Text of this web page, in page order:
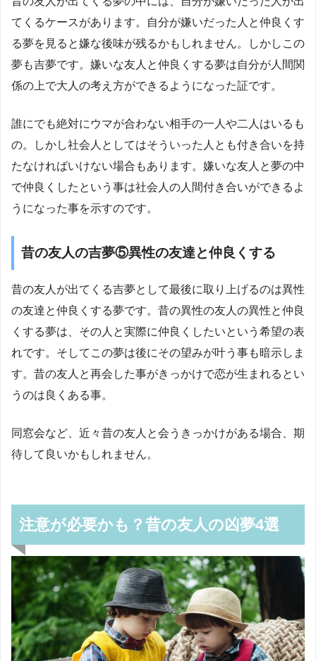
てくるケースがあります。自分が嫌いだった人と仲良くす
る夢を見ると嫌な後味が残るかもしれません。しかしこの
夢も吉夢です。嫌いな友人と仲良くする夢は自分が人間関
係の上で大人の考え方ができるようになった証です。
誰にでも絶対にウマが合わない相手の一人や二人はいるも
の。しかし社会人としてはそういった人とも付き合いを持
たなければいけない場合もあります。嫌いな友人と夢の中
で仲良くしたという事は社会人の人間付き合いができるよ
うになった事を示すのです。
昔の友人の吉夢⑤異性の友達と仲良くする
昔の友人が出てくる吉夢として最後に取り上げるのは異性
の友達と仲良くする夢です。昔の異性の友人の異性と仲良
くする夢は、その人と実際に仲良くしたいという希望の表
れです。そしてこの夢は後にその望みが叶う事も暗示しま
す。昔の友人と再会した事がきっかけで恋が生まれるとい
うのは良くある事。
同窓会など、近々昔の友人と会うきっかけがある場合、期
待して良いかもしれません。
注意が必要かも？昔の友人の凶夢4選